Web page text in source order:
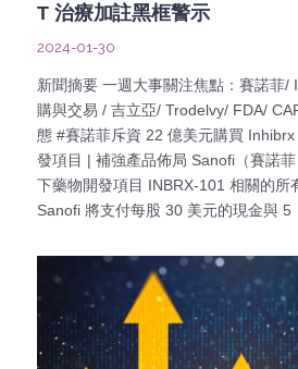
T 治療加註黑框警示
2024-01-30
新聞摘要 一週大事關注焦點：賽諾菲/
購與交易 / 吉立亞/ Trodelvy/ FDA/
態 #賽諾菲斥資 22 億美元購買
發項目 | 補強產品佈局 Sanofi（賽諾
下藥物開發項目 INBRX-101 相關的所
Sanofi 將支付每股 30 美元的現金與 5